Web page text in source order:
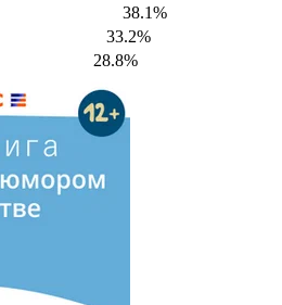
38.1%
33.2%
28.8%